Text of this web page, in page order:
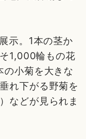
示。1本の茎か
1,000輪もの花
の小菊を大きな
れ下がる野菊を
などが見られま